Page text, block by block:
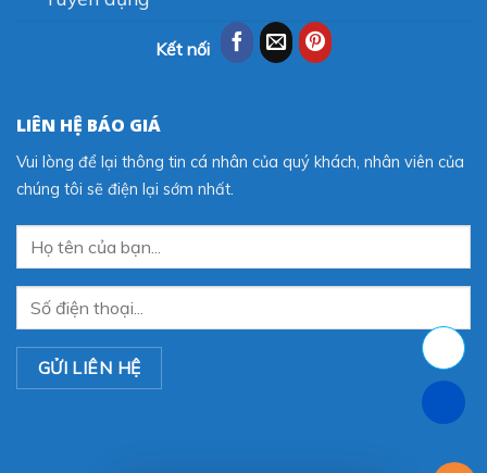
Kết nối
LIÊN HỆ BÁO GIÁ
Vui lòng để lại thông tin cá nhân của quý khách, nhân viên của
chúng tôi sẽ điện lại sớm nhất.